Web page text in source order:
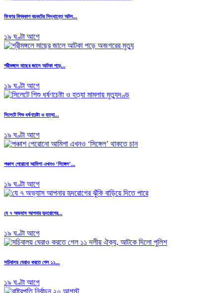
ফিফার বিশ্বকাপ বয়কটের সিদ্ধান্তে অটল...
১৯ ঘণ্টা আগে
শ্রীমঙ্গলে মাছের জালে আটকা পড়ে...
১৯ ঘণ্টা আগে
সিলেটে শিশু ধর্ষণচেষ্টা ও হত্যা...
১৯ ঘণ্টা আগে
পঞ্চাশ পেরোনো আমিশা এখনও ‘সিঙ্গেল’...
১৯ ঘণ্টা আগে
যে ৭ অভ্যাস আপনার হৃদরোগের...
১৯ ঘণ্টা আগে
সচিবালয় ঘেরাও করতে গেল ১১...
১৯ ঘণ্টা আগে